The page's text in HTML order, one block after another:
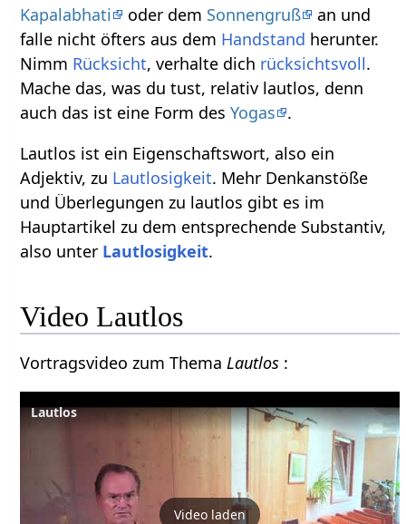
Kapalabhati
oder dem Sonnengruß
an und
falle nicht öfters aus dem Handstand herunter.
Nimm Rücksicht, verhalte dich rücksichtsvoll.
Mache das, was du tust, relativ lautlos, denn
auch das ist eine Form desYogas
.
Lautlos ist ein Eigenschaftswort, also ein
Adjektiv, zu Lautlosigkeit. Mehr Denkanstöße
und Überlegungen zu lautlos gibt es im
Hauptartikel zu dem entsprechende Substantiv,
also unter Lautlosigkeit.
Video Lautlos
Vortragsvideo zum ThemaLautlos :
Lautlos
Video laden